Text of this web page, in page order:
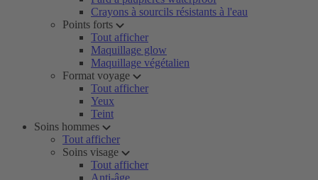
Crayons à sourcils résistants à l'eau
Points forts
Tout afficher
Maquillage glow
Maquillage végétalien
Format voyage
Tout afficher
Yeux
Teint
Soins hommes
Tout afficher
Soins visage
Tout afficher
Anti-âge